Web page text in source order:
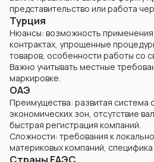
представительство или работа
Турция
Нюансы: возможность применения
контрактах, упрощенные
товаров, особенности работы со
Важно учитывать местные
маркировке.
ОАЭ
Преимущества: развитая система
экономических зон, отсутствие
быстрая регистрация компаний.
Сложности: требования к
материковых компаний,